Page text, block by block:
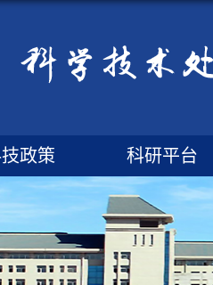
政策 科研平台